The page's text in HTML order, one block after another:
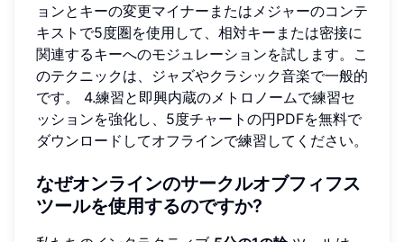
ョンとキーの変更マイナーまたはメジャーのコンテ
キストで5度圏を使用して、相対キーまたは密接に
関連するキーへのモジュレーションを試します。こ
のテクニックは、ジャズやクラシック音楽で一般的
です。 4.練習と即興内蔵のメトロノームで練習セ
ッションを強化し、5度チャートの円PDFを無料で
ダウンロードしてオフラインで練習してください。
なぜオンラインのサークルオブフィフス
ツールを使用するのですか?